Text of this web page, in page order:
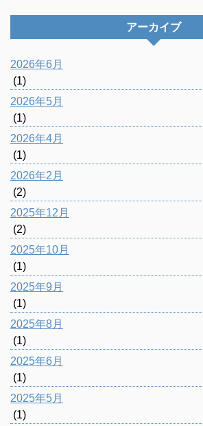
アーカイブ
2026年6月
(1)
2026年5月
(1)
2026年4月
(1)
2026年2月
(2)
2025年12月
(2)
2025年10月
(1)
2025年9月
(1)
2025年8月
(1)
2025年6月
(1)
2025年5月
(1)